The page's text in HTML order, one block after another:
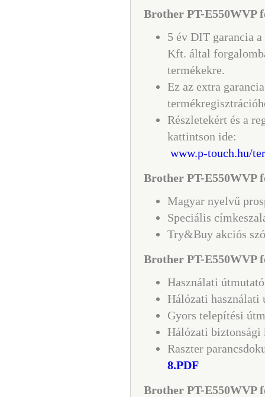
Brother PT-E550WVP
5 év DIT garancia
Kft. által
termékekre.
Ez az extra garancia
Részletekért és a
kattintson ide:
www.p-touch.hu/
Brother PT-E550WVP
Magyar nyelvű
Speciális
Try&Buy akciós
Brother PT-E550WVP
Használati
Hálózati
Gyors telepítési
Hálózati
Raszter
8.PDF
Brother PT-E550WVP